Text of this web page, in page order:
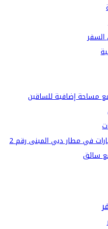
السفر
مساحة إضافية للساقين
في مطار دبي المبنى رقم 2
سائق